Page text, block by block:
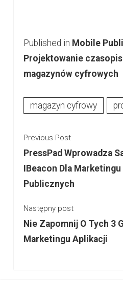
Published in Mobile
Projektowanie
magazynów cyfrowych
magazyn cyfrowy
Previous Post
PressPad Wprowadza
IBeacon Dla
Publicznych
Następny post
Nie Zapomnij O Tych 3
Marketingu Aplikacji